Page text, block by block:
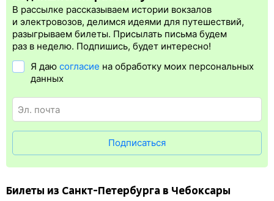
электронная регистрация.
Электронная регистрацияпроизводитсясразупосле оплаты
билета.Электронная регистрация— это опция, которая
упрощает жизнь пассажиру. Её плюс в том, что не требуется
регистрация доступна почти для всех заказов,исключение
составляют поезда
в электронном ж/д билете. А в случае отсутствия электронной
В рассылке рассказываем истории вокзалов
и электровозов, делимся идеями для путешествий,
разыгрываем билеты. Присылать письма будем
раз в неделю. Подпишись, будет интересно!
Я даю согласие на обработку моих персональных
данных
Подписаться
Билеты из Санкт-Петербурга в Чебоксары